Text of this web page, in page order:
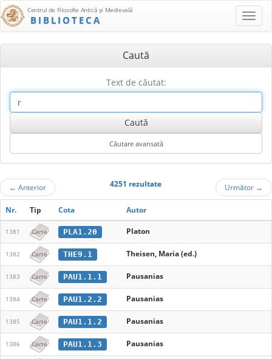
Centrul de Filosofie Antică şi Medievală
BIBLIOTECA
Caută
Text de căutat:
← Anterior 4251 rezultate Următor →
Nr. Tip Cota Autor
1381 Carte PLA1.20 Platon
1382 Carte THE9.1 Theisen, Maria (ed.)
1383 Carte PAU1.1.1 Pausanias
1384 Carte PAU1.2.2 Pausanias
1385 Carte PAU1.1.2 Pausanias
1386 Carte PAU1.1.3 Pausanias